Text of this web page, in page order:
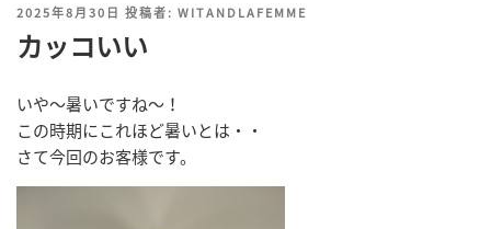
投
稿
日:
2025年8月30日 投稿者: WITANDLAFEMME
カッコいい
いや～暑いですね～！
この時期にこれほど暑いとは・・
さて今回のお客様です。